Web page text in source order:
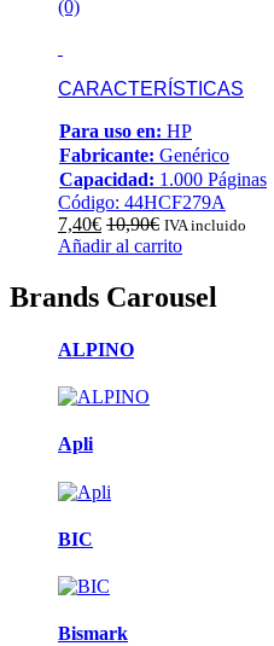
(0)
CARACTERÍSTICAS
Para uso en: HP
Fabricante: Genérico
Capacidad: 1.000 Páginas
Código: 44HCF279A
7,40€ 10,90€ IVA incluido
Añadir al carrito
Brands Carousel
ALPINO
Apli
BIC
Bismark